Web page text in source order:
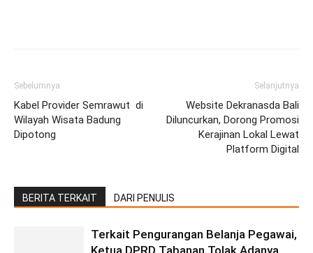
Sebelumnya
Kabel Provider Semrawut di
Wilayah Wisata Badung
Dipotong
Selanjutnya
Website Dekranasda Bali
Diluncurkan, Dorong Promosi
Kerajinan Lokal Lewat
Platform Digital
BERITA TERKAIT DARI PENULIS
Terkait Pengurangan Belanja Pegawai,
Ketua DPRD Tabanan Tolak Adanya